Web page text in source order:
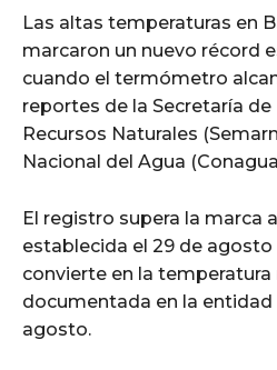
Las altas temperaturas en
marcaron un nuevo récord
cuando el termómetro
reportes de la Secretaría
Recursos Naturales
Nacional del Agua
El registro supera la marca
establecida el 29 de agosto
convierte en la temperatura
documentada en la entidad
agosto.